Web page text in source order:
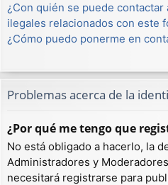
¿Con quién se puede contactar
ilegales relacionados con este
¿Cómo puedo ponerme en
Problemas acerca de la
¿Por qué me tengo que
No está obligado a hacerlo, la
Administradores y
necesitará registrarse para